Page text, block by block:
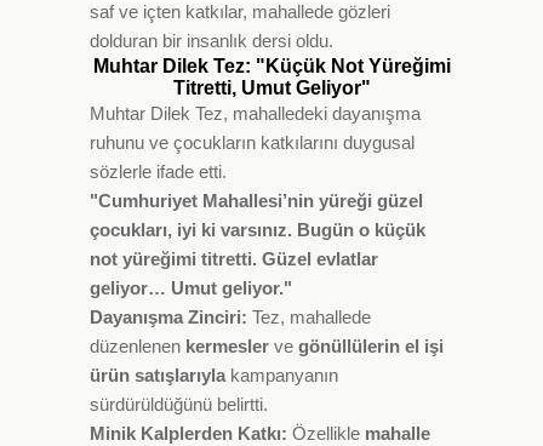
saf ve içten katkılar, mahallede gözleri
dolduran bir insanlık dersi oldu.
Muhtar Dilek Tez: "Küçük Not Yüreğimi
Titretti, Umut Geliyor"
Muhtar Dilek Tez, mahalledeki dayanışma
ruhunu ve çocukların katkılarını duygusal
sözlerle ifade etti.
"Cumhuriyet Mahallesi’nin yüreği güzel
çocukları, iyi ki varsınız. Bugün o küçük
not yüreğimi titretti. Güzel evlatlar
geliyor… Umut geliyor."
Dayanışma Zinciri: Tez, mahallede
düzenlenen kermesler ve gönüllülerin el işi
ürün satışlarıyla kampanyanın
sürdürüldüğünü belirtti.
Minik Kalplerden Katkı: Özellikle mahalle